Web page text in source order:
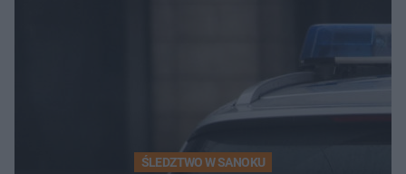
ŚLEDZTWO W SANOKU